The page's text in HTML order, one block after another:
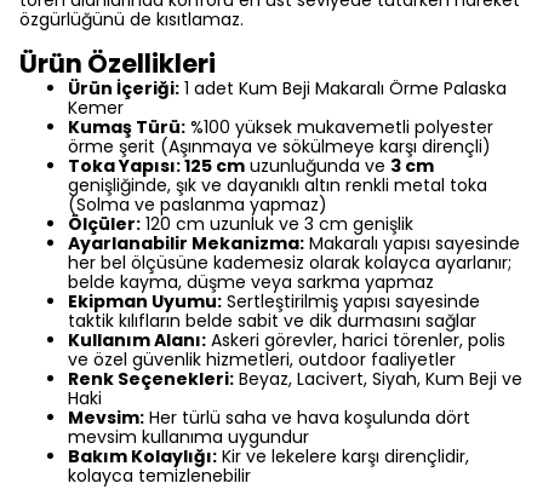
özgürlüğünü de kısıtlamaz.
Ürün Özellikleri
Ürün İçeriği: 1 adet Kum Beji Makaralı Örme Palaska
Kemer
Kumaş Türü: %100 yüksek mukavemetli polyester
örme şerit (Aşınmaya ve sökülmeye karşı dirençli)
Toka Yapısı:125 cm uzunluğunda ve 3 cm
genişliğinde, şık ve dayanıklı altın renkli metal toka
(Solma ve paslanma yapmaz)
Ölçüler: 120 cm uzunluk ve 3 cm genişlik
Ayarlanabilir Mekanizma: Makaralı yapısı sayesinde
her bel ölçüsüne kademesiz olarak kolayca ayarlanır;
belde kayma, düşme veya sarkma yapmaz
Ekipman Uyumu: Sertleştirilmiş yapısı sayesinde
taktik kılıfların belde sabit ve dik durmasını sağlar
Kullanım Alanı: Askeri görevler, harici törenler, polis
ve özel güvenlik hizmetleri, outdoor faaliyetler
Renk Seçenekleri: Beyaz, Lacivert, Siyah, Kum Beji ve
Haki
Mevsim: Her türlü saha ve hava koşulunda dört
mevsim kullanıma uygundur
Bakım Kolaylığı: Kir ve lekelere karşı dirençlidir,
kolayca temizlenebilir